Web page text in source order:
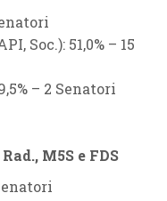
Soc.): 51,0% – 15
– 2 Senatori
M5S e FDS